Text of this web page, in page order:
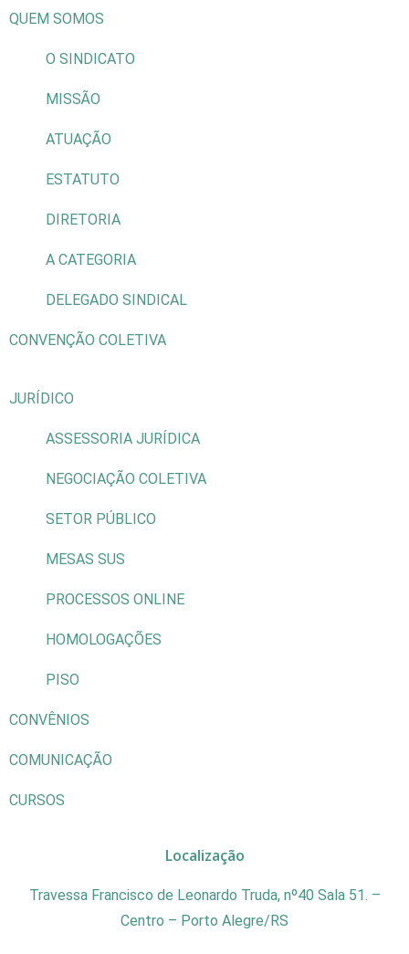
QUEM SOMOS
O SINDICATO
MISSÃO
ATUAÇÃO
ESTATUTO
DIRETORIA
A CATEGORIA
DELEGADO SINDICAL
CONVENÇÃO COLETIVA
JURÍDICO
ASSESSORIA JURÍDICA
NEGOCIAÇÃO COLETIVA
SETOR PÚBLICO
MESAS SUS
PROCESSOS ONLINE
HOMOLOGAÇÕES
PISO
CONVÊNIOS
COMUNICAÇÃO
CURSOS
Localização
Travessa Francisco de Leonardo Truda, nº40 Sala 51. –
Centro – Porto Alegre/RS